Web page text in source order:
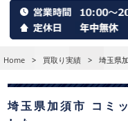
Home > 買取り実績 > 埼玉県
埼玉県加須市 コミ